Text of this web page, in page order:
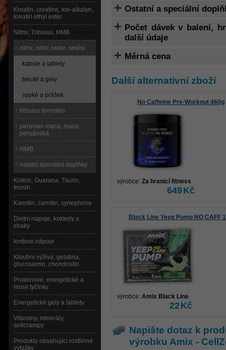
Ostatní a speciální
Počet dávek v balení,
další údaje
Měrná cena
Další alternativní zboží
No Caffeine Pre-Workout 460g
výrobce: Za hranicí fitness
649Kč
Black Line Yeep Pump NO CAFF
výrobce: Amix Black Line
22Kč
Napište dotaz k
výrobku Amix -
Kreatin, creatine, kre-alkalyn,
kreatin ethyl ester
Nitrix, Tribulus, HMB
nitrix, nitric oxide, směsi
kapsle a tablety
tekuté a gely
sypké a prášek
tribulus terrestris
peruvian maca, maca
peruánská
HMB
ostatní speciální doplňky
Kofein, Guarana, Taurin,
Inosin
Karnitin, carnitin, synephrine
Dietní nápoje, koktejly a
shaky
Iontové nápoje
Kloubní výživa, gelatina,
glucosamin, chondroitin
Proteinové, energetické a
musli tyčinky
Energetické gely a tablety
Vitaminy, minerály,
anticrampy
Produkty obsahující rostlinné
výtažky